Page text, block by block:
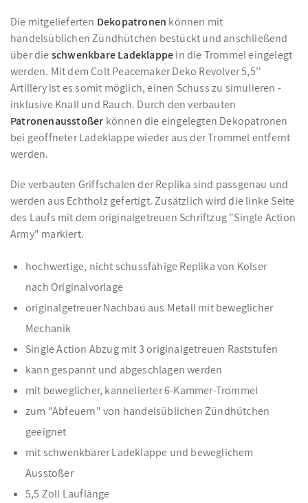
Die mitgelieferten Dekopatronen können mit
handelsüblichen Zündhütchen bestückt und anschließend
über dieschwenkbare Ladeklappein die Trommel eingelegt
werden. Mit dem Colt Peacemaker Deko Revolver 5,5''
Artillery ist es somit möglich, einen Schuss zu simulieren -
inklusive Knall und Rauch. Durch den verbauten
Patronenausstoßer können die eingelegten Dekopatronen
bei geöffneter Ladeklappe wieder aus der Trommel entfernt
werden.
Die verbauten Griffschalen der Replika sind passgenau und
werden aus Echtholz gefertigt. Zusätzlich wird die linke Seite
des Laufs mit dem originalgetreuen Schriftzug "Single Action
Army" markiert.
hochwertige, nicht schussfähige Replika von Kolser
nach Originalvorlage
originalgetreuer Nachbau aus Metall mit beweglicher
Mechanik
Single Action Abzug mit 3 originalgetreuen Raststufen
kann gespannt und abgeschlagen werden
mit beweglicher, kannelierter 6-Kammer-Trommel
zum "Abfeuern" von handelsüblichen Zündhütchen
geeignet
mit schwenkbarer Ladeklappe und beweglichem
Ausstoßer
5,5 Zoll Lauflänge